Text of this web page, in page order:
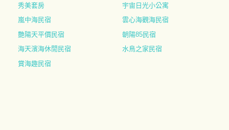
秀美套房
宇宙日光小公寓
嵐中海民宿
雲心海觀海民宿
艷陽天平價民宿
朝陽85民宿
海天濱海休閒民宿
水鳥之家民宿
賞海趣民宿